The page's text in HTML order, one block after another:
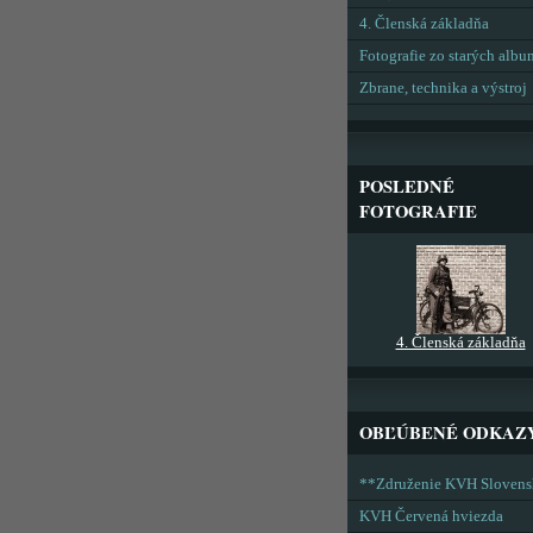
4. Členská základňa
Fotografie zo starých
Zbrane, technika a výstroj
POSLEDNÉ
FOTOGRAFIE
4. Členská základňa
OBĽÚBENÉ
**Združenie KVH
KVH Červená hviezda